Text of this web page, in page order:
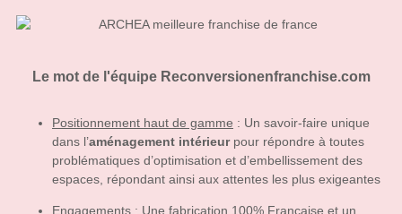
Le mot de l'équipe Reconversionenfranchise.com
Positionnement haut de gamme : Un savoir-faire unique
dans l’aménagement intérieurpour répondre à toutes
problématiques d’optimisation et d’embellissement des
espaces, répondant ainsi aux attentes les plus exigeantes
Engagements : Une fabrication 100% Française et un